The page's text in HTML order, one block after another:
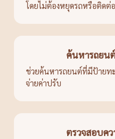
โดยไม่ต้องหยุดรถหรือติดต่
ค้นหารถยน
ช่วยค้นหารถยนต์ที่มีป้ายท
จ่ายค่าปรับ
ตรวจสอบค